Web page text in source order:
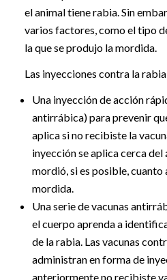
el animal tiene rabia. Sin
varios factores, como el tipo
la que se produjo la mordida.
Las inyecciones contra la
Una inyección de acción
antirrábica) para prevenir
aplica si no recibiste la
inyección se aplica cerca del
mordió, si es posible, cuanto
mordida.
Una serie de vacunas
el cuerpo aprenda a
de la rabia. Las vacunas
administran en forma de
anteriormente no recibiste